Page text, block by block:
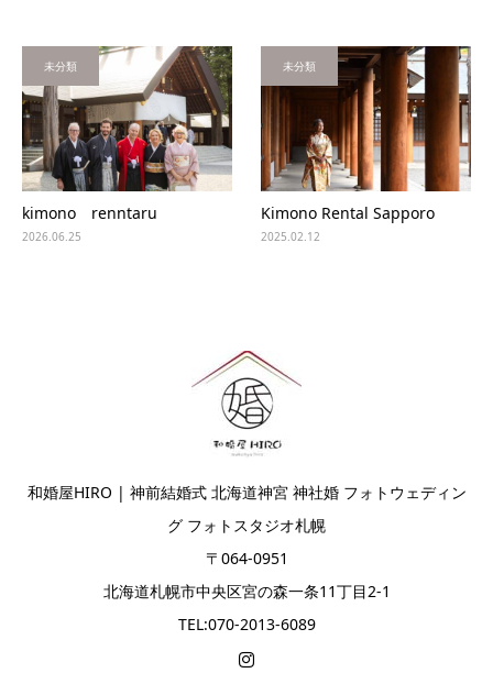
未分類
kimono renntaru
2026.06.25
未分類
Kimono Rental Sapporo
2025.02.12
和婚屋HIRO | 神前結婚式 北海道神宮 神社婚 フォトウェディン
グ フォトスタジオ札幌
〒064-0951
北海道札幌市中央区宮の森一条11丁目2-1
TEL:070-2013-6089